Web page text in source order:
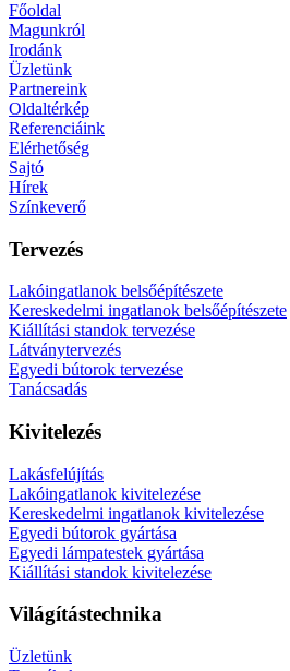
Főoldal
Magunkról
Irodánk
Üzletünk
Partnereink
Oldaltérkép
Referenciáink
Elérhetőség
Sajtó
Hírek
Színkeverő
Tervezés
Lakóingatlanok belsőépítészete
Kereskedelmi ingatlanok belsőépítészete
Kiállítási standok tervezése
Látványtervezés
Egyedi bútorok tervezése
Tanácsadás
Kivitelezés
Lakásfelújítás
Lakóingatlanok kivitelezése
Kereskedelmi ingatlanok kivitelezése
Egyedi bútorok gyártása
Egyedi lámpatestek gyártása
Kiállítási standok kivitelezése
Világítástechnika
Üzletünk